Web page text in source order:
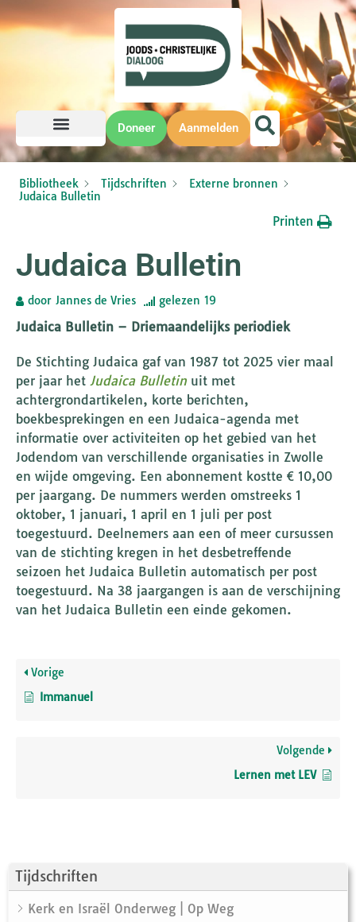
Doneer Aanmelden
Tijdschriften
Kerk en Israël Onderweg | Op Weg
Bibliotheek Tijdschriften
Externe bronnen
Judaica Bulletin
Printen
Judaica Bulletin
door Jannes de Vries gelezen 19
Judaica Bulletin – Driemaandelijks periodiek
De Stichting Judaica gaf van 1987 tot 2025 vier maal
per jaar het Judaica Bulletin uit met
achtergrondartikelen, korte berichten,
boekbesprekingen en een Judaica-agenda met
informatie over activiteiten op het gebied van het
Jodendom van verschillende organisaties in Zwolle
en wijde omgeving. Een abonnement kostte € 10,00
per jaargang. De nummers werden omstreeks 1
oktober, 1 januari, 1 april en 1 juli per post
toegestuurd. Deelnemers aan een of meer cursussen
van de stichting kregen in het desbetreffende
seizoen het Judaica Bulletin automatisch per post
toegestuurd. Na 38 jaargangen is aan de verschijning
van het Judaica Bulletin een einde gekomen.
Vorige
Immanuel
Volgende
Lernen met LEV